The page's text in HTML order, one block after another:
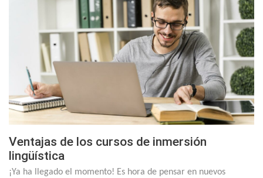
Ventajas de los cursos de inmersión
lingüística
¡Ya ha llegado el momento! Es hora de pensar en nuevos